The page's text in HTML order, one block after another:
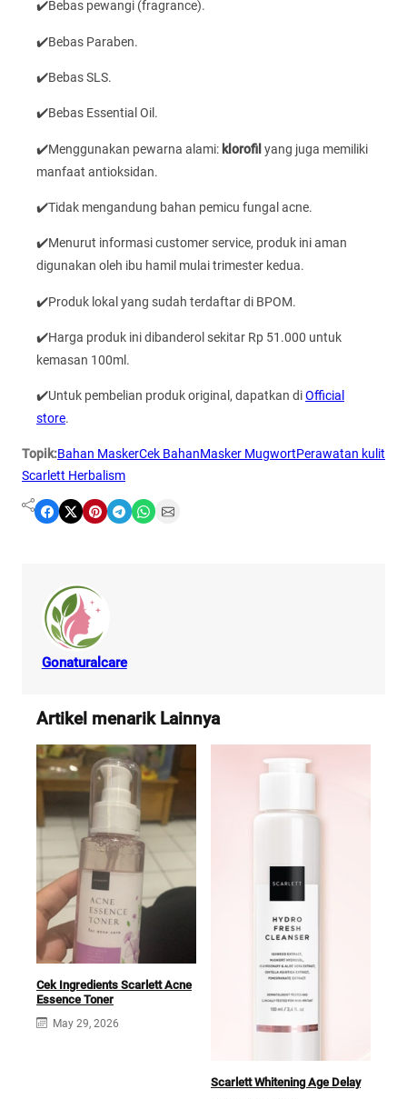
✔️Bebas pewangi (fragrance).
✔️Bebas Paraben.
✔️Bebas SLS.
✔️Bebas Essential Oil.
✔️Menggunakan pewarna alami: klorofil yang juga memiliki
manfaat antioksidan.
✔️Tidak mengandung bahan pemicu fungal acne.
✔️Menurut informasi customer service, produk ini aman
digunakan oleh ibu hamil mulai trimester kedua.
✔️Produk lokal yang sudah terdaftar di BPOM.
✔️Harga produk ini dibanderol sekitar Rp 51.000 untuk
kemasan 100ml.
✔️Untuk pembelian produk original, dapatkan diOfficial
store.
Topik:Bahan MaskerCek BahanMasker MugwortPerawatan kulit
Scarlett Herbalism
Share on Facebook Share on X Share on Pinterest Share on Telegram Share on WhatsApp Share on Email
Gonaturalcare
Artikel menarik Lainnya
Cek Ingredients Scarlett Acne
Essence Toner
May 29, 2026
Scarlett Whitening Age Delay